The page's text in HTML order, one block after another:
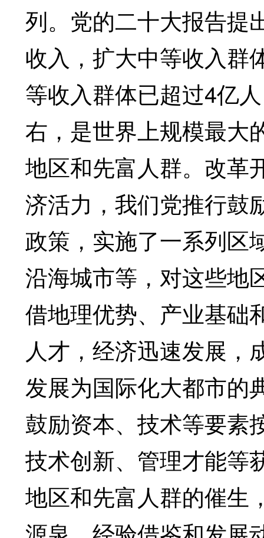
列。党的二十大报告提
收入，扩大中等收入群
等收入群体已超过4亿
右，是世界上规模最大
地区和先富人群。改革
济活力，我们党推行鼓
政策，实施了一系列区
沿海城市等，对这些地
借地理优势、产业基础
人才，经济迅速发展，
发展为国际化大都市的
鼓励资本、技术等要素
技术创新、管理才能等
地区和先富人群的催生